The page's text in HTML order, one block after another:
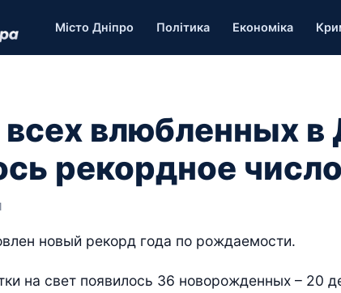
Місто Дніпро Політика Економіка
влюбленных в
рекордное
новый рекорд года по рождаемости.
на свет появилось 36 новорожденных – 20